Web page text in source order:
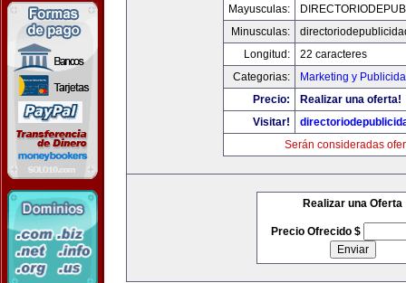
Mayusculas:
Minusculas:
Longitud:
22 caracteres
Categorias:
Marketing y
Precio:
Realizar una oferta!
Visitar!
Serán consideradas
Realizar una Oferta
Precio Ofrecido $